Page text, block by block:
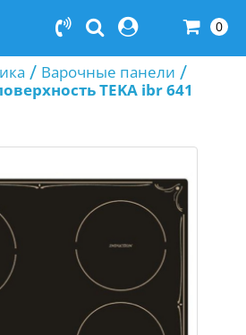
0
Варочные панели
TEKA ibr 641